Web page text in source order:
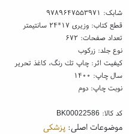
شابک: ۹۷۸۹۶۴۷۵۵۳۹۷۱
قطع کتاب: وزیری ۱۷*۲۴ سانتیمتر
تعداد صفحات: ۶۷۲
نوع جلد: زرکوب
کیفیت اثر: چاپ تك رنگ، کاغذ تحریر
سال چاپ: ۱۴۰۰
نوبت چاپ: دوم
کد کالا: BK00022586
موضوعات اصلی:پزشکی